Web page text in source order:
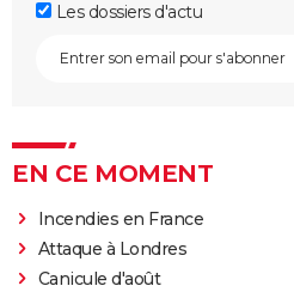
Les dossiers d'actu
EN CE MOMENT
Incendies en France
Attaque à Londres
Canicule d'août